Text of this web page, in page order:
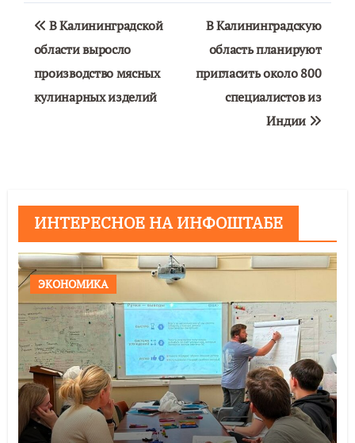
Навигация
по
записям
В Калининградской
области выросло
производство мясных
кулинарных изделий
В Калининградскую
область планируют
пригласить около 800
специалистов из
Индии
ИНТЕРЕСНОЕ НА ИНФОШТАБЕ
ЭКОНОМИКА